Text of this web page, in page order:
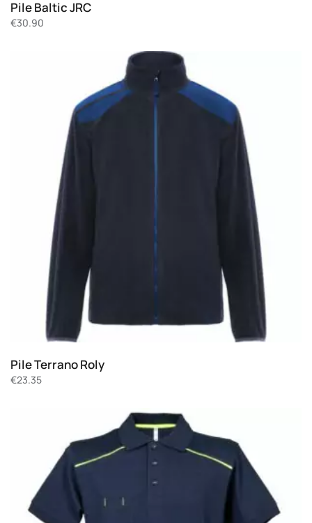
Pile Baltic JRC
€30.90
Pile Terrano Roly
€23.35